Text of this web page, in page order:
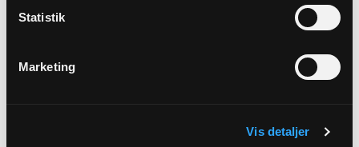
Statistik
Marketing
Vis detaljer